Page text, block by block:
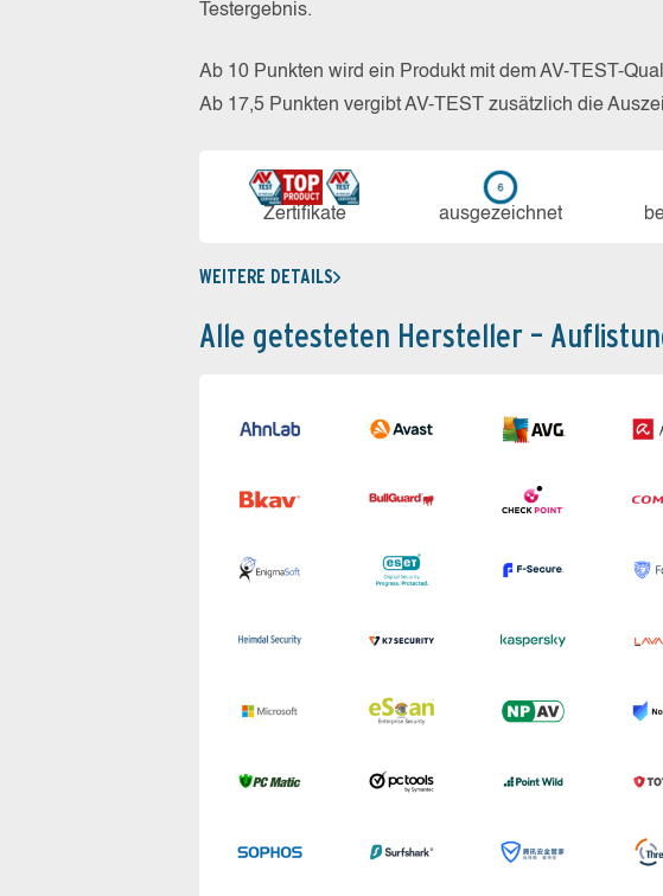
Testergebnis.
Ab 10 Punkten wird ein Produkt mit dem AV-TEST-
Ab 17,5 Punkten vergibt AV-TEST zusätzlich die
Zerti­fikate aus­ge­zeich­net
WEITERE DETAILS
Alle getesteten Hersteller –